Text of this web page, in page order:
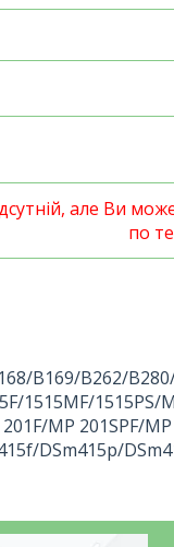
але Ви
по
B169/B262/
1515MF/
MP 201SPF/
DSm415p/